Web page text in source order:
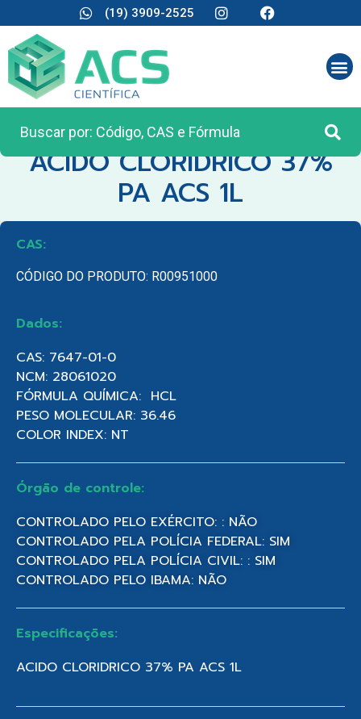
(19) 3909-2525
CATEGORIA:REAGENTES ANALÍTICOS
ACIDO CLORIDRICO 37%
PA ACS 1L
CAS:
CÓDIGO DO PRODUTO: R00951000
Dados:
CAS: 7647-01-0
NCM: 28061020
FÓRMULA QUÍMICA: HCL
PESO MOLECULAR: 36.46
COLOR INDEX: NT
Órgão de controle:
CONTROLADO PELO EXÉRCITO: : NÃO
CONTROLADO PELA POLÍCIA FEDERAL: SIM
CONTROLADO PELA POLÍCIA CIVIL: : SIM
CONTROLADO PELO IBAMA: NÃO
Especificações:
ACIDO CLORIDRICO 37% PA ACS 1L